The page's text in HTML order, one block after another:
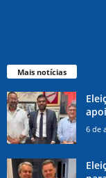
Mais notícias
6 de